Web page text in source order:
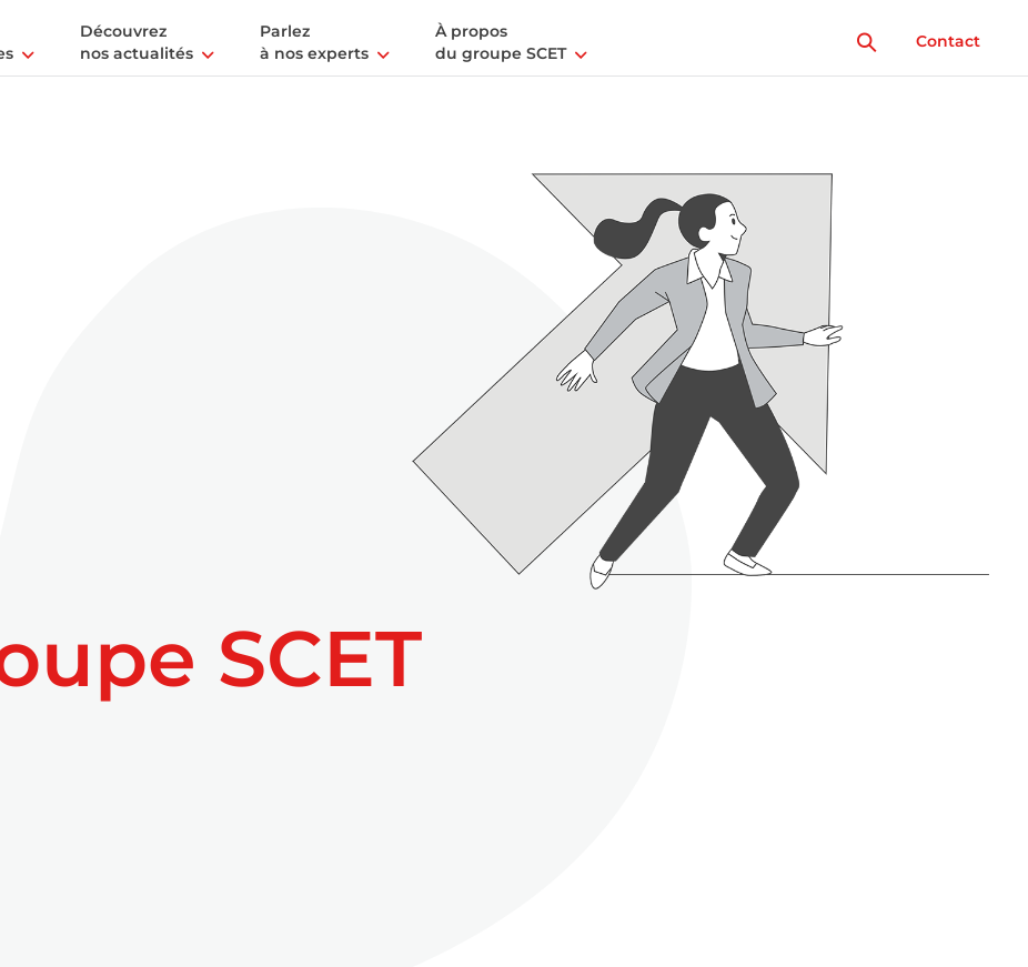
Découvrez
nos actualités
Parlez
à nos experts
À propos
du groupe SCET
Contact
SCET